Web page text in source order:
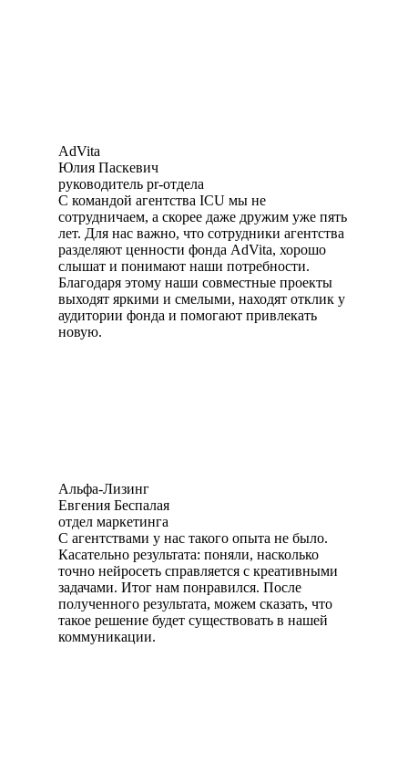
AdVita
Юлия Паскевич
руководитель pr-отдела
С командой агентства ICU мы не
сотрудничаем, а скорее даже дружим уже пять
лет. Для нас важно, что сотрудники агентства
разделяют ценности фонда AdVita, хорошо
слышат и понимают наши потребности.
Благодаря этому наши совместные проекты
выходят яркими и смелыми, находят отклик у
аудитории фонда и помогают привлекать
новую.
Альфа-Лизинг
Евгения Беспалая
отдел маркетинга
С агентствами у нас такого опыта не было.
Касательно результата: поняли, насколько
точно нейросеть справляется с креативными
задачами. Итог нам понравился. После
полученного результата, можем сказать, что
такое решение будет существовать в нашей
коммуникации.